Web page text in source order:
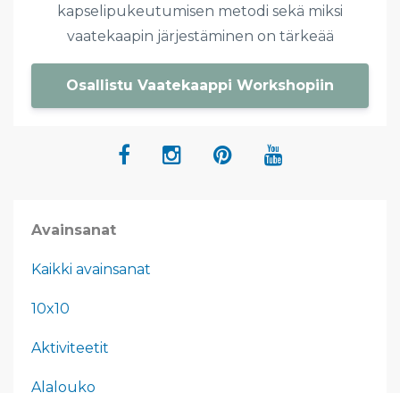
kapselipukeutumisen metodi sekä miksi
vaatekaapin järjestäminen on tärkeää
Osallistu Vaatekaappi Workshopiin
Avainsanat
Kaikki avainsanat
10x10
Aktiviteetit
Alalouko